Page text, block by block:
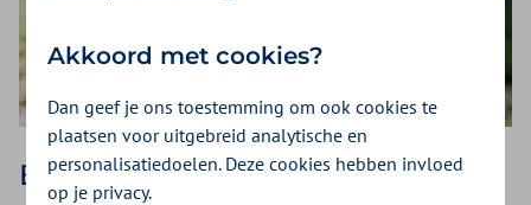
Eén visie voor Zvw en Wlz
Akkoord met cookies?
Dan geef je ons toestemming om ook cookies te
plaatsen voor uitgebreid analytische en
personalisatiedoelen. Deze cookies hebben invloed
op je privacy.